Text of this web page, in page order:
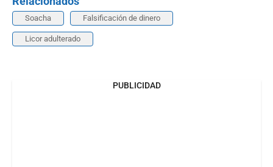
Soacha Falsificación de dinero
Licor adulterado
PUBLICIDAD